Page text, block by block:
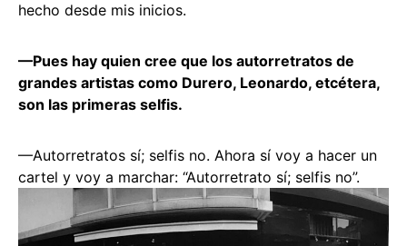
hecho desde mis inicios.
—Pues hay quien cree que los autorretratos de
grandes artistas como Durero, Leonardo, etcétera,
son las primeras selfis.
—Autorretratos sí; selfis no. Ahora sí voy a hacer un
cartel y voy a marchar: “Autorretrato sí; selfis no”.